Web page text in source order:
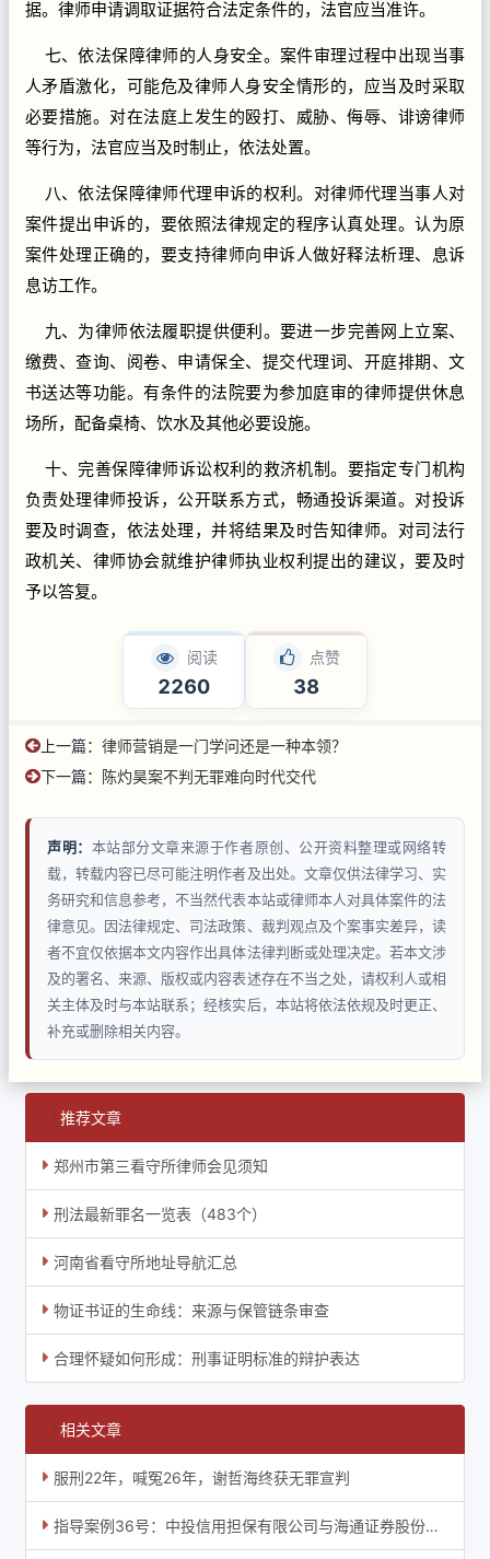
据。律师申请调取证据符合法定条件的，法官应当准许。
七、依法保障律师的人身安全。案件审理过程中出现当事
人矛盾激化，可能危及律师人身安全情形的，应当及时采取
必要措施。对在法庭上发生的殴打、威胁、侮辱、诽谤律师
等行为，法官应当及时制止，依法处置。
八、依法保障律师代理申诉的权利。对律师代理当事人对
案件提出申诉的，要依照法律规定的程序认真处理。认为原
案件处理正确的，要支持律师向申诉人做好释法析理、息诉
息访工作。
九、为律师依法履职提供便利。要进一步完善网上立案、
缴费、查询、阅卷、申请保全、提交代理词、开庭排期、文
书送达等功能。有条件的法院要为参加庭审的律师提供休息
场所，配备桌椅、饮水及其他必要设施。
十、完善保障律师诉讼权利的救济机制。要指定专门机构
负责处理律师投诉，公开联系方式，畅通投诉渠道。对投诉
要及时调查，依法处理，并将结果及时告知律师。对司法行
政机关、律师协会就维护律师执业权利提出的建议，要及时
予以答复。
阅读
2260
点赞
38
上一篇： 律师营销是一门学问还是一种本领？
下一篇：
陈灼昊案不判无罪难向时代交代
声明： 本站部分文章来源于作者原创、公开资料整理或网络转
载，转载内容已尽可能注明作者及出处。文章仅供法律学习、实
务研究和信息参考，不当然代表本站或律师本人对具体案件的法
律意见。因法律规定、司法政策、裁判观点及个案事实差异，读
者不宜仅依据本文内容作出具体法律判断或处理决定。若本文涉
及的署名、来源、版权或内容表述存在不当之处，请权利人或相
关主体及时与本站联系；经核实后，本站将依法依规及时更正、
补充或删除相关内容。
推荐文章
郑州市第三看守所律师会见须知
刑法最新罪名一览表（483个）
河南省看守所地址导航汇总
物证书证的生命线：来源与保管链条审查
合理怀疑如何形成：刑事证明标准的辩护表达
相关文章
服刑22年，喊冤26年，谢哲海终获无罪宣判
指导案例36号：中投信用担保有限公司与海通证券股份有限公司等证券权益纠纷执行复议案